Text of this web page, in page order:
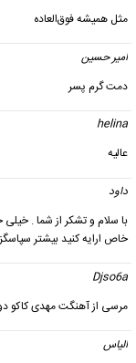
مثل همیشه فوق‌العاده
امیر حسین
دمت گرم پسر
helina
عالیه
داود
با سلام و تشکر از شما .
خاص ارایه کنید بیشتر
Djso6a
مرسی از آهنگت مهدی کاکو
الیاس